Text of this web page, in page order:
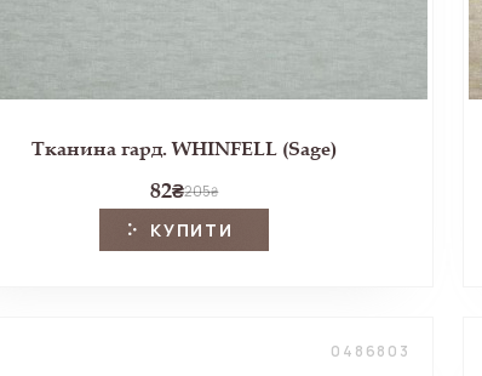
Тканина гард. WHINFELL (Sage)
82₴205₴
КУПИТИ
0486803